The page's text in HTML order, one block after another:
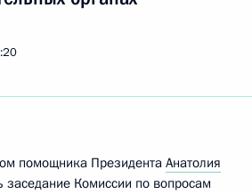
помощника Президента Анатолия
заседание Комиссии по вопросам